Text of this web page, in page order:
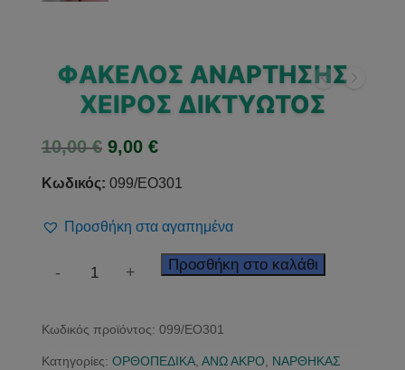
ΦΆΚΕΛΟΣ ΑΝΆΡΤΗΣΗΣ
ΧΕΙΡΌΣ ΔΙΚΤΥΩΤΌΣ
10,00€ Original
was:
9,00 €Η
τιμή
Κωδικός: 099/EO301
Προσθήκη στα αγαπημένα
Φάκελος
Δικτυωτός
ποσότητα
- + Προσθήκη στο καλάθι
Κωδικός προϊόντος: 099/EO301
Κατηγορίες: ΟΡΘΟΠΕΔΙΚΑ ΑΝΩ ΑΚΡΟ
ΝΑΡΘΗΚΑΣ